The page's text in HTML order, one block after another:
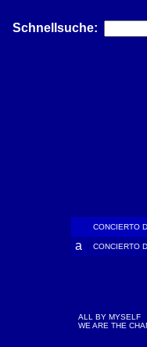
Schnellsuche:
CONCIERTO
a CONCIERTO
ALL BY MYSELF
WE ARE THE